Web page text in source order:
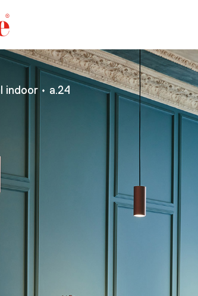
Artemide
home
page
indoor a.24